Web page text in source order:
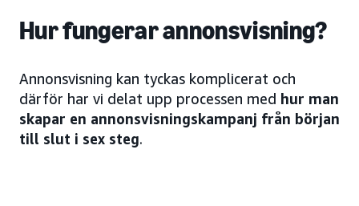
Hur fungerar annonsvisning?
Annonsvisning kan tyckas komplicerat och
därför har vi delat upp processen med hur man
skapar en annonsvisningskampanj från början
till slut i sex steg.